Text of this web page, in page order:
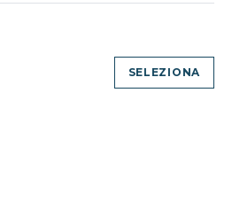
SELEZIONA